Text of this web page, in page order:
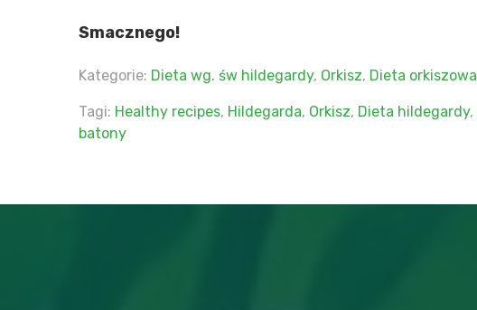
Smacznego!
Kategorie: Dieta wg. św hildegardy, Orkisz, Dieta orkiszowa
Tagi: Healthy recipes, Hildegarda, Orkisz, Dieta hildegardy,
batony